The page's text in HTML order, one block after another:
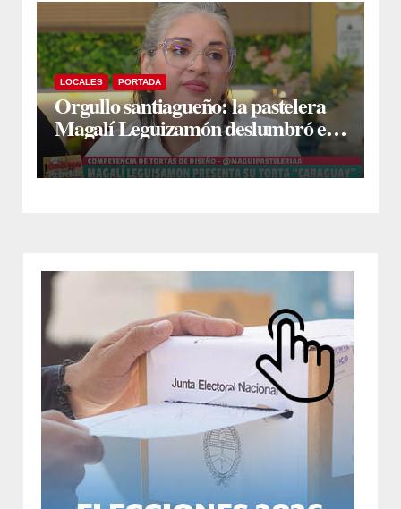
LOCALES PORTADA
Orgullo santiagueño: la pastelera
Magalí Leguizamón deslumbró en
Canal 13 con su torta “Caraguay” y
ganó la competencia